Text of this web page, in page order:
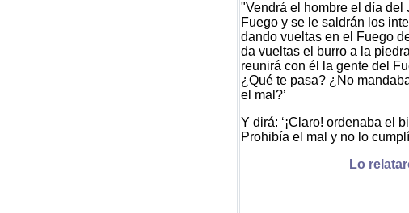
"Vendrá el hombre el día del
Fuego y se le saldrán los
dando vueltas en el Fuego
da vueltas el burro a la
reunirá con él la gente del
¿Qué te pasa? ¿No
el mal?’
Y dirá: ‘¡Claro! ordenaba el
Prohibía el mal y no lo
Lo